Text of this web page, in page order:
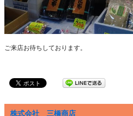
ご来店お待ちしております。
株式会社 三橋商店